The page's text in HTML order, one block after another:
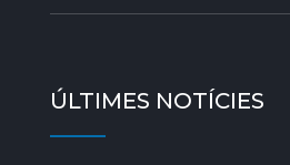
ÚLTIMES NOTÍCIES